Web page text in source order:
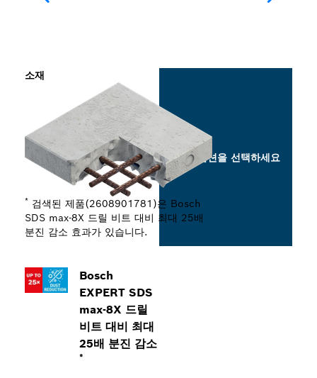
Bosch
EXPERT SDS
max-8X 드릴
비트 대비 최대
25배 분진 감소
*
소재
* 검색된 제품(2608901781)은 Bosch
SDS max-8X 드릴 비트 대비 최대 25배
분진 감소 효과가 있습니다.
옵션을 선택하세요